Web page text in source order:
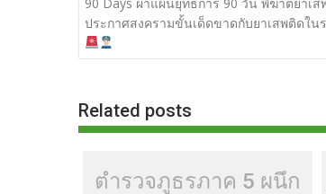
b
o
o
k
er di g bl
ประกาศสงครามขั้นเด็ดขาดกับยาเสพติดใน
Related posts
ตำรวจภูธรภาค 5 ผนึก